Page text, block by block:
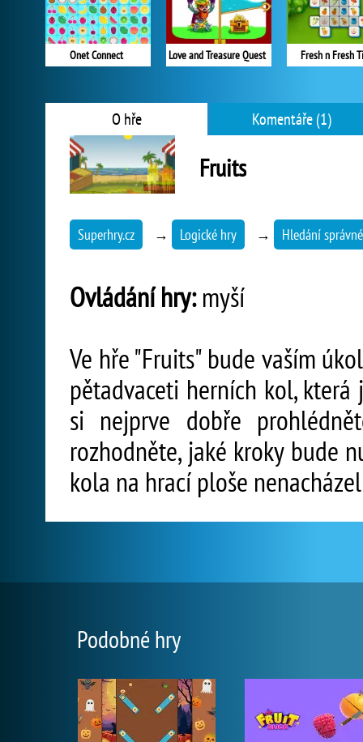
Onet Connect Love and Treasure Quest Fresh n Fresh
O hře Komentáře (1)
Fruits
Superhry.cz → Logické hry → Hledání
Ovládání hry:myší
Ve hře "Fruits" bude vaším
pětadvaceti herních kol,
si nejprve dobře
rozhodněte, jaké kroky bude
kola na hrací ploše
Podobné hry